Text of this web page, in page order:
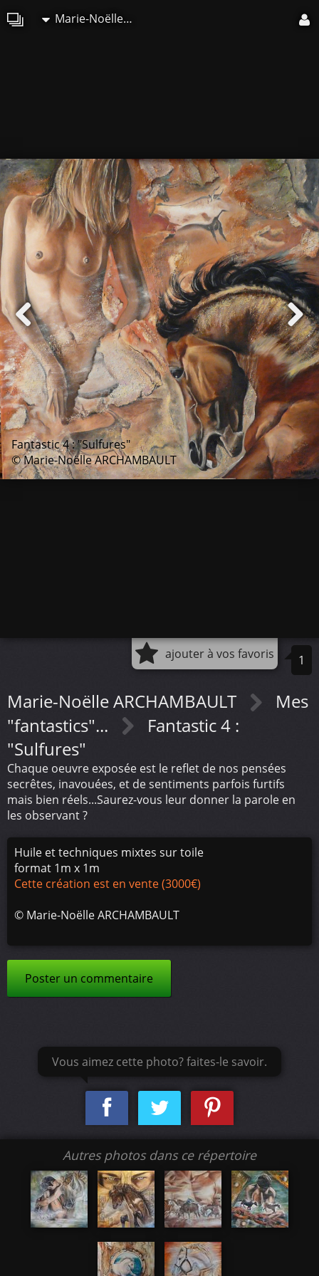
Marie-Noëlle ARCHAMBAULT
Fantastic 4 : "Sulfures"
© Marie-Noëlle ARCHAMBAULT
ajouter à vos favoris 1
Marie-Noëlle ARCHAMBAULT
Mes
"fantastics"...
Fantastic 4 :
"Sulfures"
Chaque oeuvre exposée est le reflet de nos pensées
secrêtes, inavouées, et de sentiments parfois furtifs
mais bien réels...Saurez-vous leur donner la parole en
les observant ?
Huile et techniques mixtes sur toile
format 1m x 1m
Cette création est en vente (3000€)
© Marie-Noëlle ARCHAMBAULT
Poster un commentaire
Vous aimez cette photo? faites-le savoir.
Autres photos dans ce répertoire